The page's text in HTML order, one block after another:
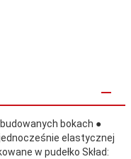
bokach ●
elastycznej
w pudełko Skład: